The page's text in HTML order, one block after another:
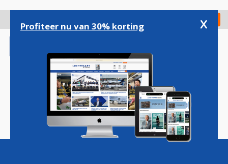
gaan
Check in
Magazine Podcasts Vacatures
Profiteer nu van 30% korting x